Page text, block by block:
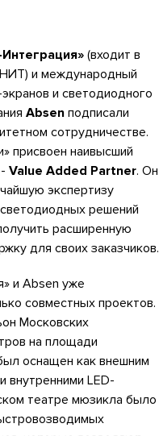
(входит в
и международный
и светодиодного
Absen подписали
сотрудничестве.
присвоен наивысший
Value Added Partner. Он
экспертизу
решений
расширенную
для своих заказчиков.
и Absen уже
совместных проектов.
Московских
на площади
оснащен как внешним
внутренними LED-
театре мюзикла было